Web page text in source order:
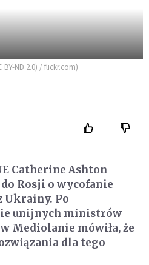
ND 2.0) / flickr.com)
Catherine Ashton
do Rosji o wycofanie
Ukrainy. Po
unijnych ministrów
Mediolanie mówiła, że
dla tego